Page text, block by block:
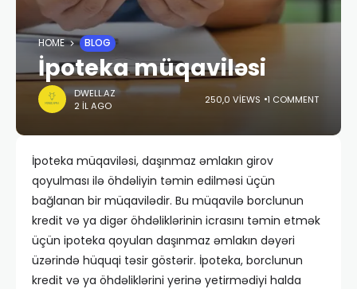
HOME BLOG
İpoteka müqaviləsi
DWELL.AZ
2 IL AGO
250,0 VIEWS 1 COMMENT
İpoteka müqaviləsi, daşınmaz əmlakın girov
qoyulması ilə öhdəliyin təmin edilməsi üçün
bağlanan bir müqavilədir. Bu müqavilə borclunun
kredit və ya digər öhdəliklərinin icrasını təmin etmək
üçün ipoteka qoyulan daşınmaz əmlakın dəyəri
üzərində hüquqi təsir göstərir. İpoteka, borclunun
kredit və ya öhdəliklərini yerinə yetirmədiyi halda